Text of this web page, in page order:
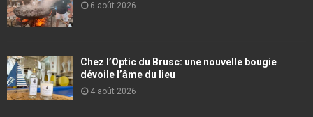
6 août 2026
Chez l’Optic du Brusc: une nouvelle bougie
dévoile l’âme du lieu
4 août 2026